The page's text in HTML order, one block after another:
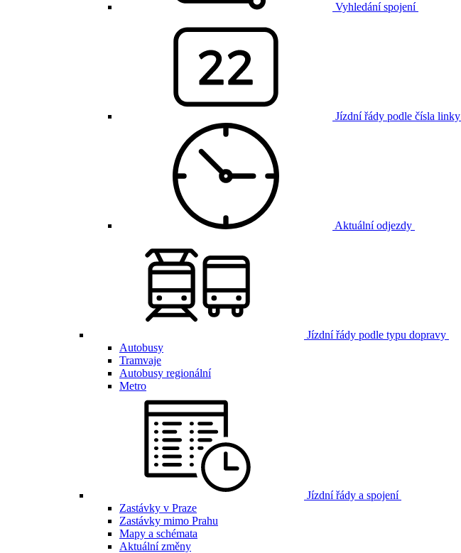
Vyhledání spojení
Jízdní řády podle čísla linky
Aktuální odjezdy
Jízdní řády podle typu dopravy
Autobusy
Tramvaje
Autobusy regionální
Metro
Jízdní řády a spojení
Zastávky v Praze
Zastávky mimo Prahu
Mapy a schémata
Aktuální změny